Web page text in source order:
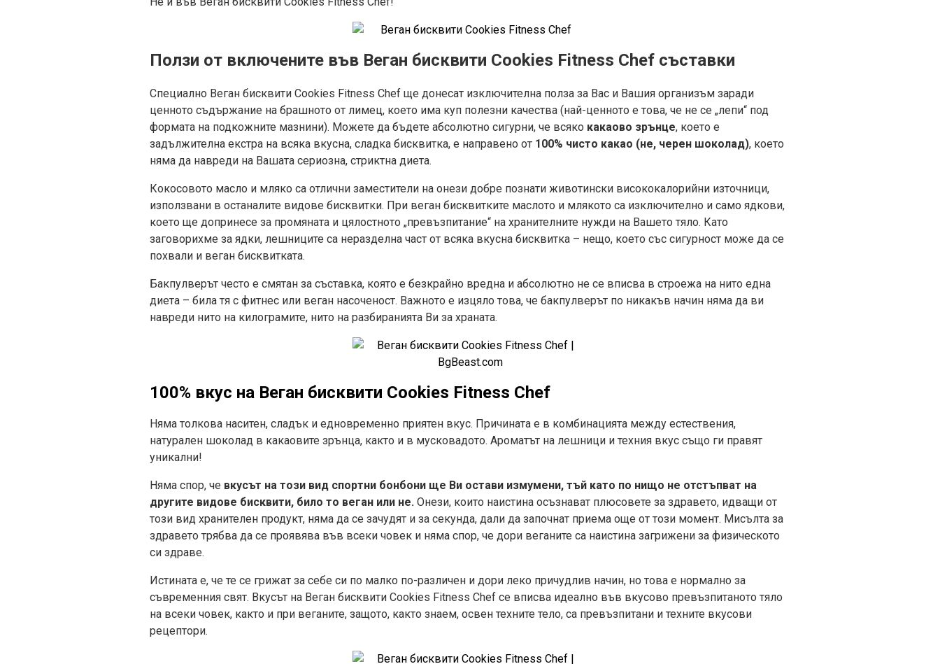
Ползи от включените във Веган бисквити Cookies Fitness Chef съставки
Специално Веган бисквити Cookies Fitness Chef ще донесат изключителна полза за Вас и Вашия организъм заради
ценното съдържание на брашното от лимец, което има куп полезни качества (най-ценното е това, че не се „лепи“ под
формата на подкожните мазнини). Можете да бъдете абсолютно сигурни, че всяко какаово зрънце, което е
задължителна екстра на всяка вкусна, сладка бисквитка, е направено от 100% чисто какао (не, черен шоколад), което
няма да навреди на Вашата сериозна, стриктна диета.
Кокосовото масло и мляко са отлични заместители на онези добре познати животински висококалорийни източници,
използвани в останалите видове бисквитки. При веган бисквитките маслото и млякото са изключително и само ядкови,
което ще допринесе за промяната и цялостното „превъзпитание“ на хранителните нужди на Вашето тяло. Като
заговорихме за ядки, лешниците са неразделна част от всяка вкусна бисквитка – нещо, което със сигурност може да се
похвали и веган бисквитката.
Бакпулверът често е смятан за съставка, която е безкрайно вредна и абсолютно не се вписва в строежа на нито една
диета – била тя с фитнес или веган насоченост. Важното е изцяло това, че бакпулверът по никакъв начин няма да ви
навреди нито на килограмите, нито на разбиранията Ви за храната.
100% вкус на Веган бисквити Cookies Fitness Chef
Няма толкова наситен, сладък и едновременно приятен вкус. Причината е в комбинацията между естествения,
натурален шоколад в какаовите зрънца, както и в мусковадото. Ароматът на лешници и техния вкус също ги правят
уникални!
Няма спор, че вкусът на този вид спортни бонбони ще Ви остави измумени, тъй като по нищо не отстъпват на
другите видове бисквити, било то веган или не. Онези, които наистина осъзнават плюсовете за здравето, идващи от
този вид хранителен продукт, няма да се зачудят и за секунда, дали да започнат приема още от този момент. Мисълта за
здравето трябва да се проявява във всеки човек и няма спор, че дори веганите са наистина загрижени за физическото
си здраве.
Истината е, че те се грижат за себе си по малко по-различен и дори леко причудлив начин, но това е нормално за
съвременния свят. Вкусът на Веган бисквити Cookies Fitness Chef се вписва идеално във вкусово превъзпитаното тяло
на всеки човек, както и при веганите, защото, както знаем, освен техните тело, са превъзпитани и техните вкусови
рецептори.